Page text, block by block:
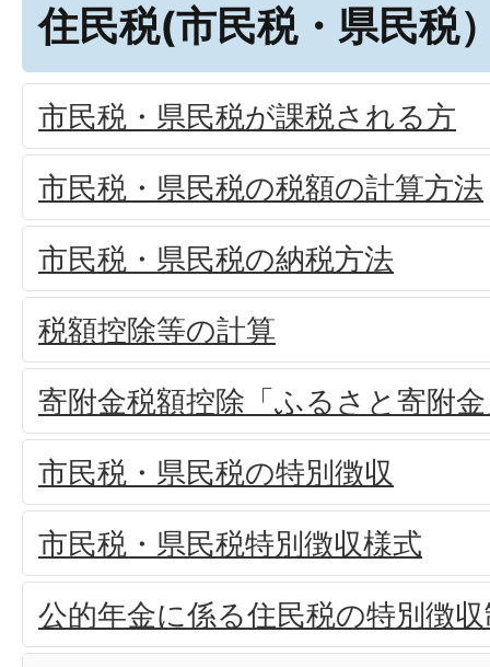
住民税(市民税・県民税
市民税・県民税が課税される方
市民税・県民税の税額の計算方法
市民税・県民税の納税方法
税額控除等の計算
寄附金税額控除「ふるさと寄附
市民税・県民税の特別徴収
市民税・県民税特別徴収様式
公的年金に係る住民税の特別徴